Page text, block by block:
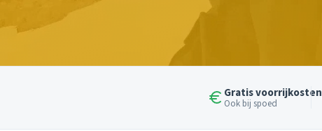
Gratis voorrijkosten
Ook bij spoed